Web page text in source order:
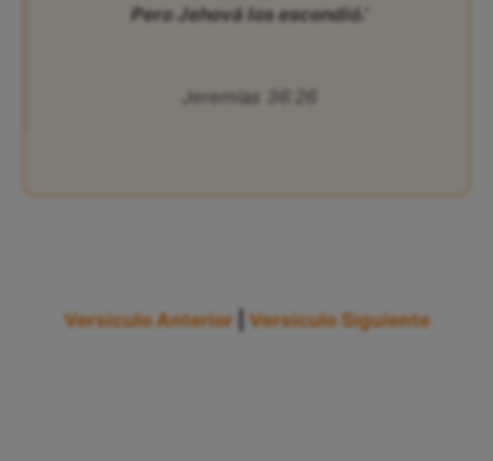
Pero Jehová los escondió.’
Jeremías 36:26
Versículo Anterior Versículo Siguiente